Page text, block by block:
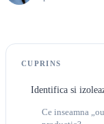
CUPRINS
Identifica si
Ce inseamna